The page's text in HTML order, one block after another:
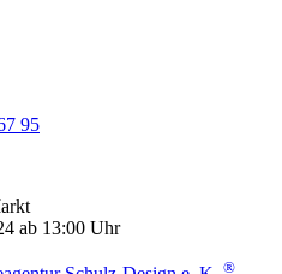
95
ab 13:00 Uhr
®